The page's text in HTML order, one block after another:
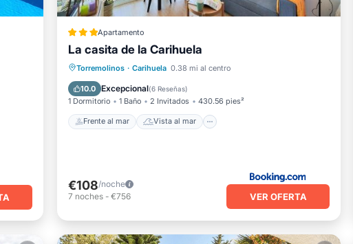
Apartamento
La casita de la Carihuela
Torremolinos · Carihuela 0.38 mi al centro
10.0 Excepcional(6 Reseñas)
1 Dormitorio 1 Baño 2 Invitados 430.56 pies²
Frente al mar Vista al mar
Frente al mar
Vista al mar
Balcón/Terraza
€108/noche
7 noches - €756 VER OFERTA